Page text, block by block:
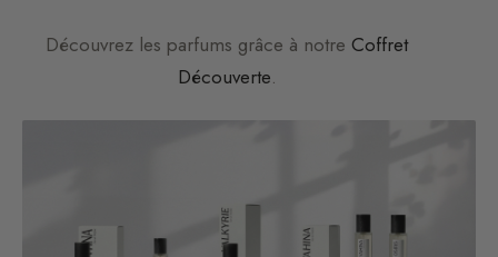
Découvrez les parfums grâce à notre Coffret
Découverte.